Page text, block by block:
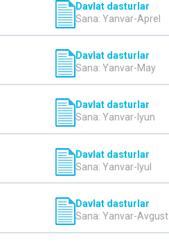
Davlat dasturlar
Sana: Yanvar-Aprel
Davlat dasturlar
Sana: Yanvar-May
Davlat dasturlar
Sana: Yanvar-Iyun
Davlat dasturlar
Sana: Yanvar-Iyul
Davlat dasturlar
Sana: Yanvar-Avgust